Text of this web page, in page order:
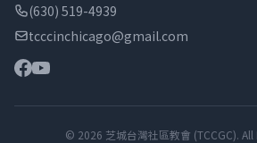
(630) 519-4939
tcccinchicago@gmail.com
© 2026 芝城台灣社區教會 (TCCGC). All